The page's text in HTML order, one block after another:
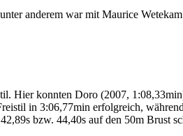
anderem war mit Maurice
Hier konnten Doro (2007,
in 3:06,77min erfolgreich,
bzw. 44,40s auf den 50m Brust